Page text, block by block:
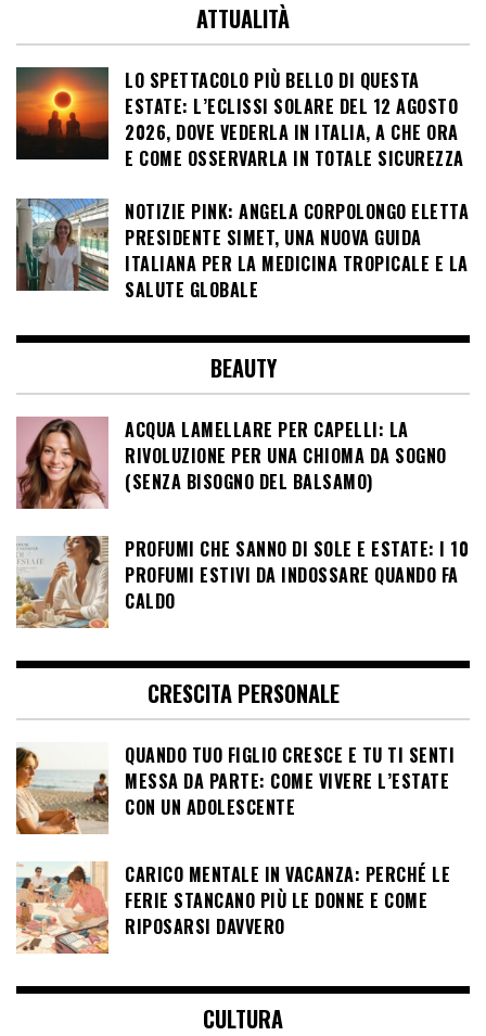
ATTUALITÀ
LO SPETTACOLO PIÙ BELLO DI QUESTA
ESTATE: L’ECLISSI SOLARE DEL 12 AGOSTO
2026, DOVE VEDERLA IN ITALIA, A CHE ORA
E COME OSSERVARLA IN TOTALE SICUREZZA
NOTIZIE PINK: ANGELA CORPOLONGO ELETTA
PRESIDENTE SIMET, UNA NUOVA GUIDA
ITALIANA PER LA MEDICINA TROPICALE E LA
SALUTE GLOBALE
BEAUTY
ACQUA LAMELLARE PER CAPELLI: LA
RIVOLUZIONE PER UNA CHIOMA DA SOGNO
(SENZA BISOGNO DEL BALSAMO)
PROFUMI CHE SANNO DI SOLE E ESTATE: I 10
PROFUMI ESTIVI DA INDOSSARE QUANDO FA
CALDO
CRESCITA PERSONALE
QUANDO TUO FIGLIO CRESCE E TU TI SENTI
MESSA DA PARTE: COME VIVERE L’ESTATE
CON UN ADOLESCENTE
CARICO MENTALE IN VACANZA: PERCHÉ LE
FERIE STANCANO PIÙ LE DONNE E COME
RIPOSARSI DAVVERO
CULTURA